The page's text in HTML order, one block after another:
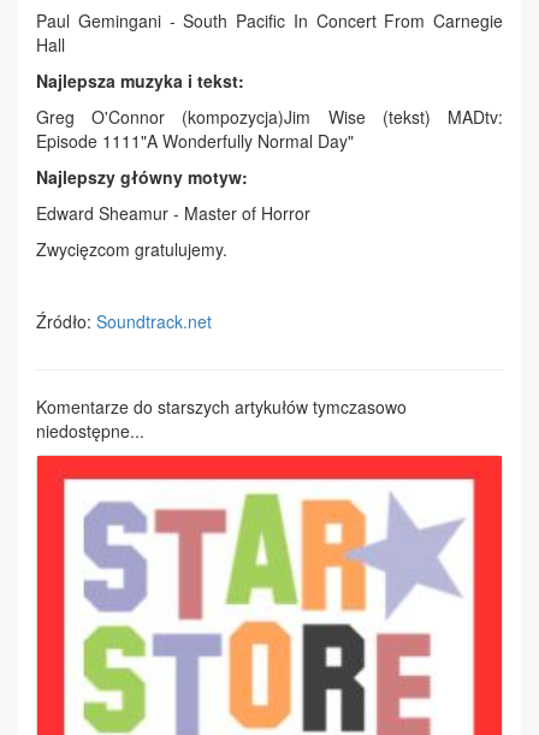
Paul Gemingani - South Pacific In Concert From Carnegie
Hall
Najlepsza muzyka i tekst:
Greg O'Connor (kompozycja)Jim Wise (tekst) MADtv:
Episode 1111"A Wonderfully Normal Day"
Najlepszy główny motyw:
Edward Sheamur - Master of Horror
Zwycięzcom gratulujemy.
Źródło: Soundtrack.net
Komentarze do starszych artykułów tymczasowo
niedostępne...